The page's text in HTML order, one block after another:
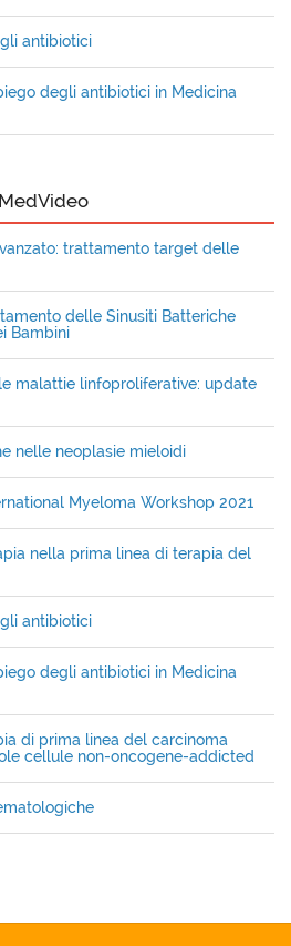
antibiotici
degli antibiotici in Medicina
MedVideo
trattamento target delle
delle Sinusiti Batteriche
Bambini
malattie linfoproliferative: update
nelle neoplasie mieloidi
Myeloma Workshop 2021
nella prima linea di terapia del
antibiotici
degli antibiotici in Medicina
di prima linea del carcinoma
cellule non-oncogene-addicted